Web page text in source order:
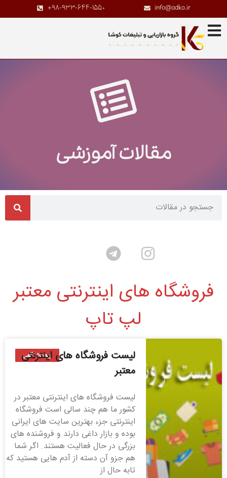
info@adko.ir
+98-933-644-1550
مقالات آموزشی
فروشگاه های اینترنتی معتبر
لپ تاپ
رپورتاژ آگهی
لیست فروشگاه های اینترنتی
معتبر
لیست فروشگاه های اینترنتی معتبر در
کشور ما هم چند سالی است فروشگاه
اینترنتی جزء بهترین سایت های ایرانی
بوده و بازار داغی دارند و فروشنده های
بزرگی در حال فعالیت هستند. اگر شما
هم جزو آن دسته از آدم هایی هستید که
تابه حال از